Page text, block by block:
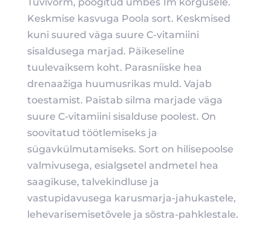
Keskmise kasvuga Poola sort. Keskmised
kuni suured väga suure C-vitamiini
sisaldusega marjad. Päikeseline
tuulevaiksem koht. Parasniiske hea
drenaažiga huumusrikas muld. Vajab
toestamist. Paistab silma marjade väga
suure C-vitamiini sisalduse poolest. On
soovitatud töötlemiseks ja
sügavkülmutamiseks. Sort on hilisepoolse
valmivusega, esialgsetel andmetel hea
saagikuse, talvekindluse ja
vastupidavusega karusmarja-jahukastele,
lehevarisemisetõvele ja sõstra-pahklestale.